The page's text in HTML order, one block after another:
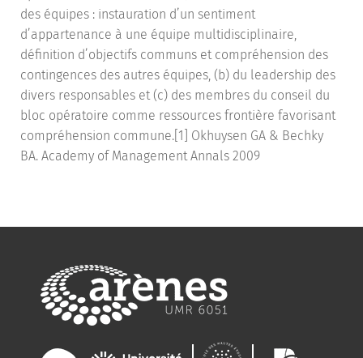
des équipes : instauration d’un sentiment
d’appartenance à une équipe multidisciplinaire,
définition d’objectifs communs et compréhension des
contingences des autres équipes, (b) du leadership des
divers responsables et (c) des membres du conseil du
bloc opératoire comme ressources frontière favorisant
compréhension commune.[1] Okhuysen GA & Bechky
BA. Academy of Management Annals 2009